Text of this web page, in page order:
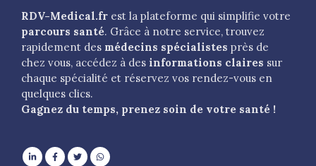
RDV-Medical.fr est la plateforme qui simplifie votre
parcours santé. Grâce à notre service, trouvez
rapidement des médecins spécialistes près de
chez vous, accédez à des informations claires sur
chaque spécialité et réservez vos rendez-vous en
quelques clics.
Gagnez du temps, prenez soin de votre santé !